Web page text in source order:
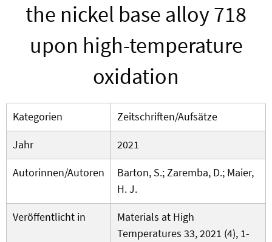
the nickel base alloy 718
upon high-temperature
oxidation
Kategorien
Zeitschriften/Aufsätze
Jahr
2021
Autorinnen/Autoren
Barton, S.; Zaremba, D.; Maier,
H. J.
Veröffentlicht in
Materials at High
Temperatures 33, 2021 (4), 1-